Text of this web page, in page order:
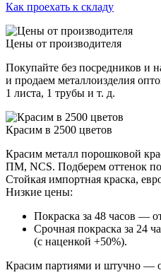
Как проехать к складу
Цены от производителя
Покупайте без посредников и
и продаем металлоизделия
1 листа, 1 трубы и т. д.
Красим в 2500 цветов
Красим металл порошковой
ПМ, NCS. Подберем оттенок
Стойкая импортная краска,
Низкие цены:
Покраска за 48 часов —
Срочная покраска за 24
(с наценкой +50%).
Красим партиями и штучно —